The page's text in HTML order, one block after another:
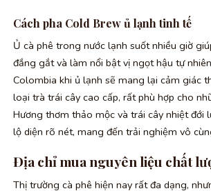
Cách pha Cold Brew ủ lạnh tinh tế
Ủ cà phê trong nước lạnh suốt nhiều giờ
đắng gắt và làm nổi bật vị ngọt hậu tự
Colombia khi ủ lạnh sẽ mang lại cảm giác
loại trà trái cây cao cấp, rất phù hợp cho
Hương thơm thảo mộc và trái cây nhiệt đới
lộ diện rõ nét, mang đến trải nghiệm vô
Địa chỉ mua nguyên liệu chất
Thị trường cà phê hiện nay rất đa dạng,